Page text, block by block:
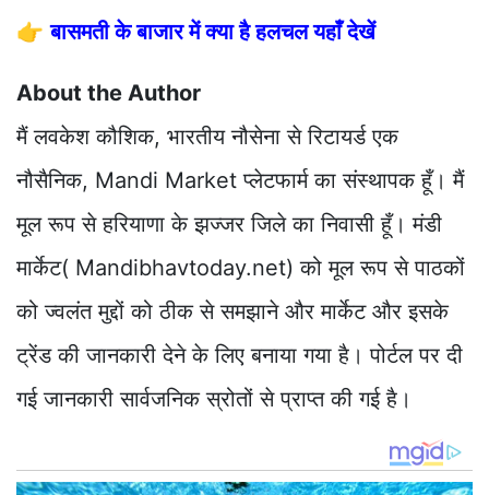
👉बासमती के बाजार में क्या है हलचल यहाँ देखें
About the Author
मैं लवकेश कौशिक, भारतीय नौसेना से रिटायर्ड एक
नौसैनिक, Mandi Market प्लेटफार्म का संस्थापक हूँ। मैं
मूल रूप से हरियाणा के झज्जर जिले का निवासी हूँ। मंडी
मार्केट( Mandibhavtoday.net) को मूल रूप से पाठकों
को ज्वलंत मुद्दों को ठीक से समझाने और मार्केट और इसके
ट्रेंड की जानकारी देने के लिए बनाया गया है। पोर्टल पर दी
गई जानकारी सार्वजनिक स्रोतों से प्राप्त की गई है।